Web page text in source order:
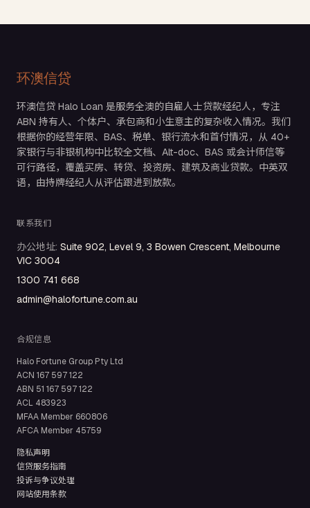
环澳信贷
环澳信贷 Halo Loan 是服务全澳的自雇人士贷款经纪人，专注
ABN 持有人、个体户、承包商和小生意主的复杂收入情况。我们
根据你的经营年限、BAS、税单、银行流水和首付情况，从 40+
家银行与非银机构中比较全文档、Alt-doc、BAS 或会计师信等
可行路径，覆盖买房、转贷、投资房、建筑及商业贷款。中英双
语，由持牌经纪人从评估跟进到放款。
联系我们
办公地址: Suite 902, Level 9, 3 Bowen Crescent, Melbourne
VIC 3004
1300 741 668
admin@halofortune.com.au
合规信息
Halo Fortune Group Pty Ltd
ACN 167 597 122
ABN 51 167 597 122
ACL 483923
MFAA Member 660806
AFCA Member 45759
隐私声明
信贷服务指南
投诉与争议处理
网站使用条款